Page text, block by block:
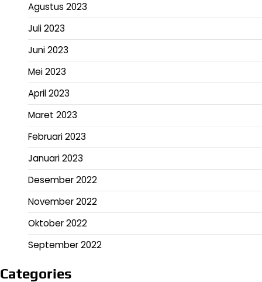
Agustus 2023
Juli 2023
Juni 2023
Mei 2023
April 2023
Maret 2023
Februari 2023
Januari 2023
Desember 2022
November 2022
Oktober 2022
September 2022
Categories